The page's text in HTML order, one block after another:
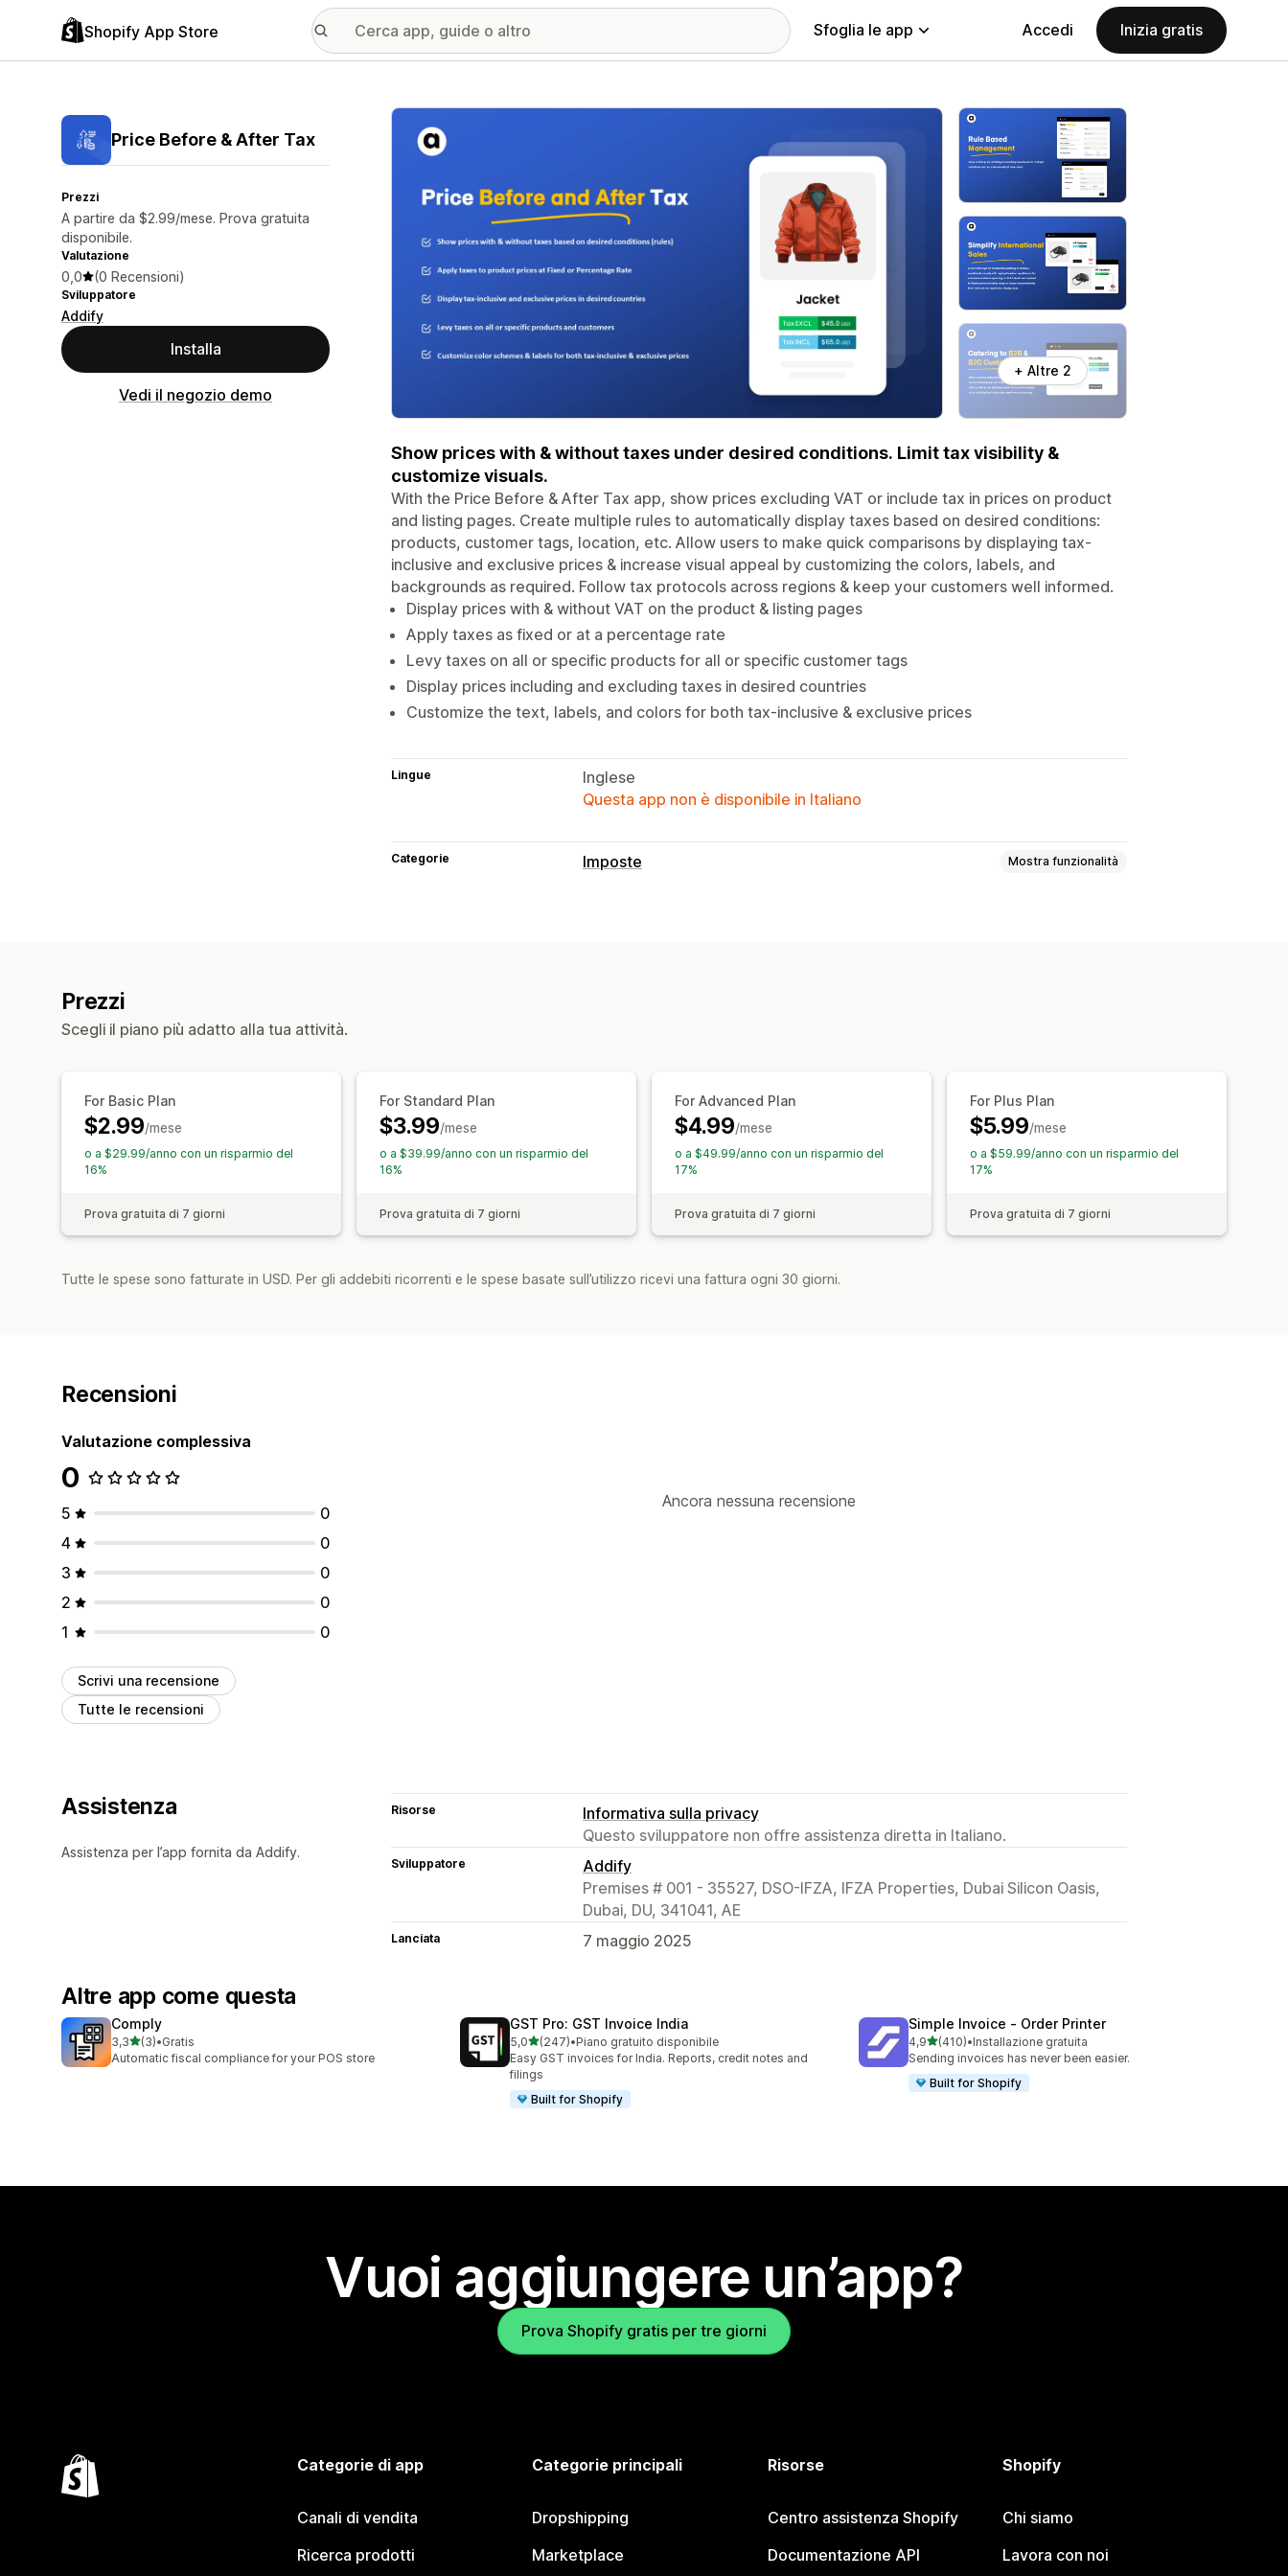
Shopify App Store Sfoglia le app Accedi Inizia gratis
Price Before & After Tax
Prezzi
A partire da $2.99/mese. Prova gratuita
disponibile.
Valutazione
0,0 (0 Recensioni)
Sviluppatore
Addify
Installa
Vedi il negozio demo
Galleria immagini in evidenza
+ Altre 2
Show prices with & without taxes under desired conditions. Limit tax visibility &
customize visuals.
With the Price Before & After Tax app, show prices excluding VAT or include tax in prices on product
and listing pages. Create multiple rules to automatically display taxes based on desired conditions:
products, customer tags, location, etc. Allow users to make quick comparisons by displaying tax-
inclusive and exclusive prices & increase visual appeal by customizing the colors, labels, and
backgrounds as required. Follow tax protocols across regions & keep your customers well informed.
Display prices with & without VAT on the product & listing pages
Apply taxes as fixed or at a percentage rate
Levy taxes on all or specific products for all or specific customer tags
Display prices including and excluding taxes in desired countries
Customize the text, labels, and colors for both tax-inclusive & exclusive prices
Lingue
Inglese
Questa app non è disponibile in Italiano
Categorie Imposte Mostra funzionalità
Prezzi
Scegli il piano più adatto alla tua attività.
For Basic Plan
$2.99/mese
o a $29.99/anno con un risparmio del
16%
Prova gratuita di 7 giorni
For Standard Plan
$3.99/mese
o a $39.99/anno con un risparmio del
16%
Prova gratuita di 7 giorni
For Advanced Plan
$4.99/mese
o a $49.99/anno con un risparmio del
17%
Prova gratuita di 7 giorni
For Plus Plan
$5.99/mese
o a $59.99/anno con un risparmio del
17%
Prova gratuita di 7 giorni
Tutte le spese sono fatturate in USD. Per gli addebiti ricorrenti e le spese basate sull’utilizzo ricevi una fattura ogni 30 giorni.
Recensioni
Valutazione complessiva
0
5
0
4
0
3
0
2
0
1
0
Scrivi una recensione
Tutte le recensioni
Ancora nessuna recensione
Assistenza
Assistenza per l’app fornita da Addify.
Risorse
Informativa sulla privacy
Questo sviluppatore non offre assistenza diretta in Italiano.
Sviluppatore
Addify
Premises # 001 - 35527, DSO-IFZA, IFZA Properties, Dubai Silicon Oasis,
Dubai, DU, 341041, AE
Lanciata 7 maggio 2025
Altre app come questa
Comply
3,3stelle su 5
(3)
3 recensioni totali
•Gratis
Automatic fiscal compliance for your POS store
GST Pro: GST Invoice India
5,0stelle su 5
(247)
247 recensioni totali
•Piano gratuito disponibile
Easy GST invoices for India. Reports, credit notes and
filings
Built for Shopify
Simple Invoice ‑ Order Printer
4,9stelle su 5
(410)
410 recensioni totali
•Installazione gratuita
Sending invoices has never been easier.
Built for Shopify
Vuoi aggiungere un’app?
Prova Shopify gratis per tre giorni
Categorie di app
Canali di vendita
Ricerca prodotti
Categorie principali
Dropshipping
Marketplace
Risorse
Centro assistenza Shopify
Documentazione API
Shopify
Chi siamo
Lavora con noi